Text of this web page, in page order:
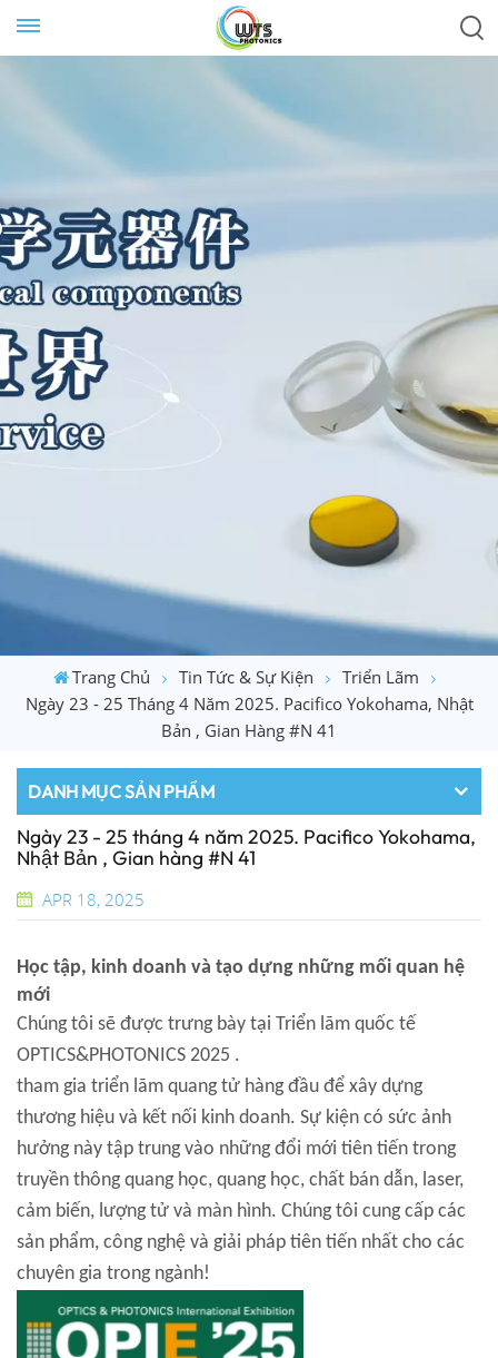
Trang Chủ Tin Tức & Sự Kiện
Triển Lãm
Ngày 23 - 25 Tháng 4 Năm 2025. Pacifico Yokohama, Nhật
Bản , Gian Hàng #N 41
DANH MỤC SẢN PHẨM
Ngày 23 - 25 tháng 4 năm 2025. Pacifico Yokohama,
Nhật Bản , Gian hàng #N 41
APR 18, 2025
Học tập, kinh doanh và tạo dựng những mối quan hệ
mới
Chúng tôi sẽ được trưng bày tại Triển lãm quốc tế
OPTICS&PHOTONICS 2025 .
tham gia triển lãm quang tử hàng đầu để xây dựng
thương hiệu và kết nối kinh doanh. Sự kiện có sức ảnh
hưởng này tập trung vào những đổi mới tiên tiến trong
truyền thông quang học, quang học, chất bán dẫn, laser,
cảm biến, lượng tử và màn hình. Chúng tôi cung cấp các
sản phẩm, công nghệ và giải pháp tiên tiến nhất cho các
chuyên gia trong ngành!